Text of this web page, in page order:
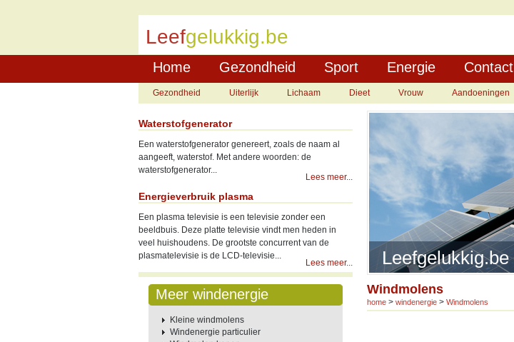
Leefgelukkig.be
Home Gezondheid Sport Energie Contact
Gezondheid Uiterlijk Lichaam Dieet Vrouw Aandoeningen
Waterstofgenerator
Een waterstofgenerator genereert, zoals de naam al
aangeeft, waterstof. Met andere woorden: de
waterstofgenerator...
Lees meer...
Energieverbruik plasma
Een plasma televisie is een televisie zonder een
beeldbuis. Deze platte televisie vindt men heden in
veel huishoudens. De grootste concurrent van de
plasmatelevisie is de LCD-televisie...
Lees meer...
Meer windenergie
Kleine windmolens
Windenergie particulier
Leefgelukkig.be
Windmolens
home > windenergie > Windmolens